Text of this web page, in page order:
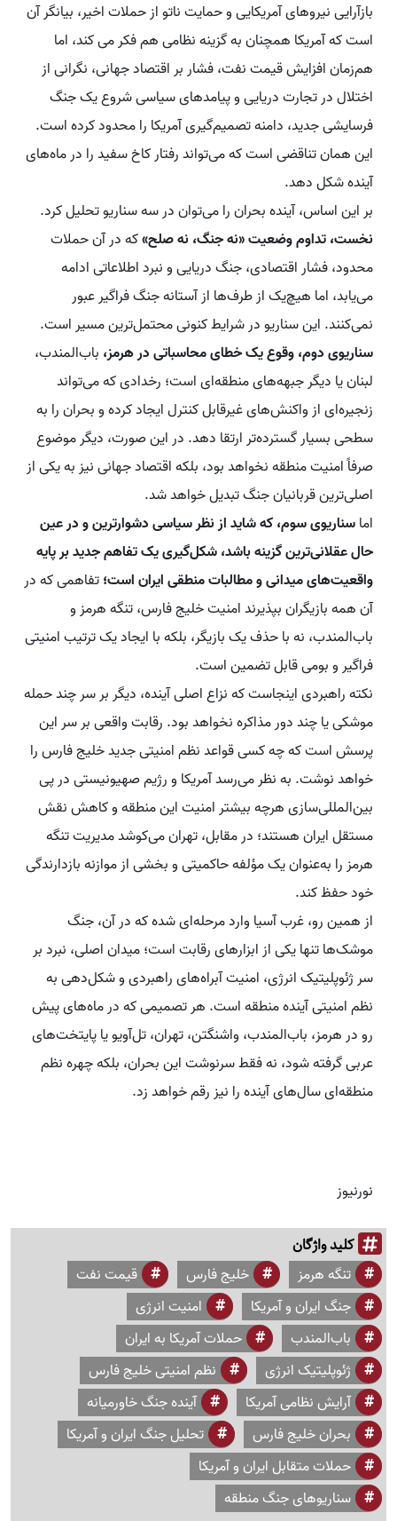
بازآرایی نیروهای آمریکایی و حمایت ناتو از حملات اخیر، بیانگر آن
است که آمریکا همچنان به گزینه نظامی هم فکر می کند، اما
هم‌زمان افزایش قیمت نفت، فشار بر اقتصاد جهانی، نگرانی از
اختلال در تجارت دریایی و پیامدهای سیاسی شروع یک جنگ
فرسایشی جدید، دامنه تصمیم‌گیری آمریکا را محدود کرده است.
این همان تناقضی است که می‌تواند رفتار کاخ سفید را در ماه‌های
آینده شکل دهد.
بر این اساس، آینده بحران را می‌توان در سه سناریو تحلیل کرد.
نخست، تداوم وضعیت «نه جنگ، نه صلح»که در آن حملات
محدود، فشار اقتصادی، جنگ دریایی و نبرد اطلاعاتی ادامه
می‌یابد، اما هیچ‌یک از طرف‌ها از آستانه جنگ فراگیر عبور
نمی‌کنند. این سناریو در شرایط کنونی محتمل‌ترین مسیر است.
سناریوی دوم، وقوع یک خطای محاسباتی در هرمز، باب‌المندب،
لبنان یا دیگر جبهه‌های منطقه‌ای است؛ رخدادی که می‌تواند
زنجیره‌ای از واکنش‌های غیرقابل کنترل ایجاد کرده و بحران را به
سطحی بسیار گسترده‌تر ارتقا دهد. در این صورت، دیگر موضوع
صرفاً امنیت منطقه نخواهد بود، بلکه اقتصاد جهانی نیز به یکی از
اصلی‌ترین قربانیان جنگ تبدیل خواهد شد.
اماسناریوی سوم، که شاید از نظر سیاسی دشوارترین و در عین
حال عقلانی‌ترین گزینه باشد، شکل‌گیری یک تفاهم جدید بر پایه
واقعیت‌های میدانی و مطالبات منطقی ایران است؛تفاهمی که در
آن همه بازیگران بپذیرند امنیت خلیج فارس، تنگه هرمز و
باب‌المندب، نه با حذف یک بازیگر، بلکه با ایجاد یک ترتیب امنیتی
فراگیر و بومی قابل تضمین است.
نکته راهبردی اینجاست که نزاع اصلی آینده، دیگر بر سر چند حمله
موشکی یا چند دور مذاکره نخواهد بود. رقابت واقعی بر سر این
پرسش است که چه کسی قواعد نظم امنیتی جدید خلیج فارس را
خواهد نوشت. به نظر می‌رسد آمریکا و رژیم صهیونیستی در پی
بین‌المللی‌سازی هرچه بیشتر امنیت این منطقه و کاهش نقش
مستقل ایران هستند؛ در مقابل، تهران می‌کوشد مدیریت تنگه
هرمز را به‌عنوان یک مؤلفه حاکمیتی و بخشی از موازنه بازدارندگی
خود حفظ کند.
از همین رو، غرب آسیا وارد مرحله‌ای شده که در آن، جنگ
موشک‌ها تنها یکی از ابزارهای رقابت است؛ میدان اصلی، نبرد بر
سر ژئوپلیتیک انرژی، امنیت آبراه‌های راهبردی و شکل‌دهی به
نظم امنیتی آینده منطقه است. هر تصمیمی که در ماه‌های پیش
رو در هرمز، باب‌المندب، واشنگتن، تهران، تل‌آویو یا پایتخت‌های
عربی گرفته شود، نه فقط سرنوشت این بحران، بلکه چهره نظم
منطقه‌ای سال‌های آینده را نیز رقم خواهد زد.
نورنیوز
کلید واژگان
تنگه هرمز خلیج فارس
قیمت نفت
جنگ ایران و آمریکا
امنیت انرژی
باب‌المندب
حملات آمریکا به ایران
ژئوپلیتیک انرژی
نظم امنیتی خلیج فارس
آرایش نظامی آمریکا
آینده جنگ خاورمیانه
بحران خلیج فارس
تحلیل جنگ ایران و آمریکا
حملات متقابل ایران و آمریکا
سناریوهای جنگ منطقه